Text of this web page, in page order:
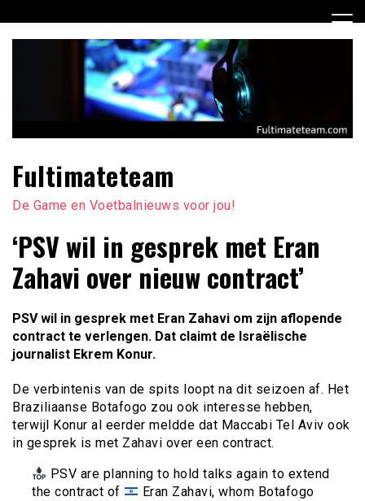
naar
Fultimateteam
De Game en Voetbalnieuws voor jou!
‘PSV wil in gesprek met Eran
Zahavi over nieuw contract’
PSV wil in gesprek met Eran Zahavi om zijn aflopende
contract te verlengen. Dat claimt de Israëlische
journalist Ekrem Konur.
De verbintenis van de spits loopt na dit seizoen af. Het
Braziliaanse Botafogo zou ook interesse hebben,
terwijl Konur al eerder meldde dat Maccabi Tel Aviv ook
in gesprek is met Zahavi over een contract.
PSV are planning to hold talks again to extend
the contract of
Eran Zahavi, whom Botafogo